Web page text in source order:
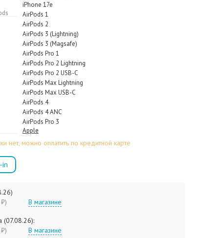
iPhone 17e
AirPods 1
AirPods 2
AirPods 3 (Lightning)
AirPods 3 (Magsafe)
AirPods Pro 1
AirPods Pro 2 Lightning
AirPods Pro 2 USB-C
AirPods Max Lightning
AirPods Max USB-C
AirPods 4
AirPods 4 ANC
AirPods Pro 3
Apple
нет, можно оплатить по кредитной карте
in
₽) В магазине
(07.08.26):
₽) В магазине